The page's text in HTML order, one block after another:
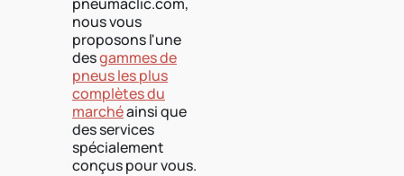
nous vous
proposons l'une
desgammes de
pneus les plus
complètes du
marchéainsi que
des services
spécialement
conçus pour vous.